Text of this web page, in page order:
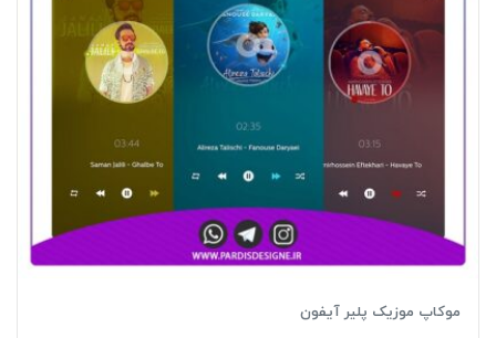
موکاپ موزیک پلیر آیفون